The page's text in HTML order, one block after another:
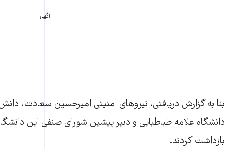
آگهی
بنا به گزارش دریافتی، نیروهای امنیتی امیرحسین سعادت،
بازداشت کردند.